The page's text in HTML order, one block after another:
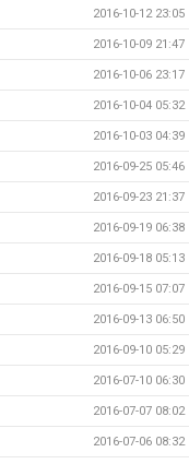
2016-10-12 23:05
2016-10-09 21:47
2016-10-06 23:17
2016-10-04 05:32
2016-10-03 04:39
2016-09-25 05:46
2016-09-23 21:37
2016-09-19 06:38
2016-09-18 05:13
2016-09-15 07:07
2016-09-13 06:50
2016-09-10 05:29
2016-07-10 06:30
2016-07-07 08:02
2016-07-06 08:32